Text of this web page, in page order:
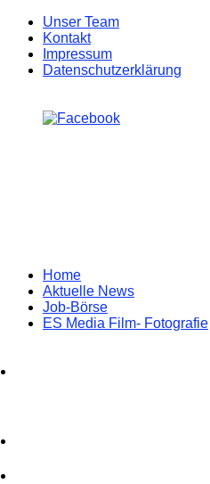
Unser Team
Kontakt
Impressum
Datenschutzerklärung
Zum
Inhalt
springen
Home
Aktuelle News
Job-Börse
ES Media Film- Fotografie